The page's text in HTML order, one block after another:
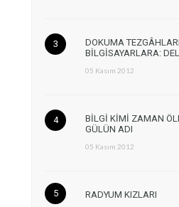
DOKUMA
BİLGİSAYARLARA:
05 Kasım 2012
BİLGİ KİMİ ZAMAN
GÜLÜN ADI
05 Kasım 2012
RADYUM KIZLARI